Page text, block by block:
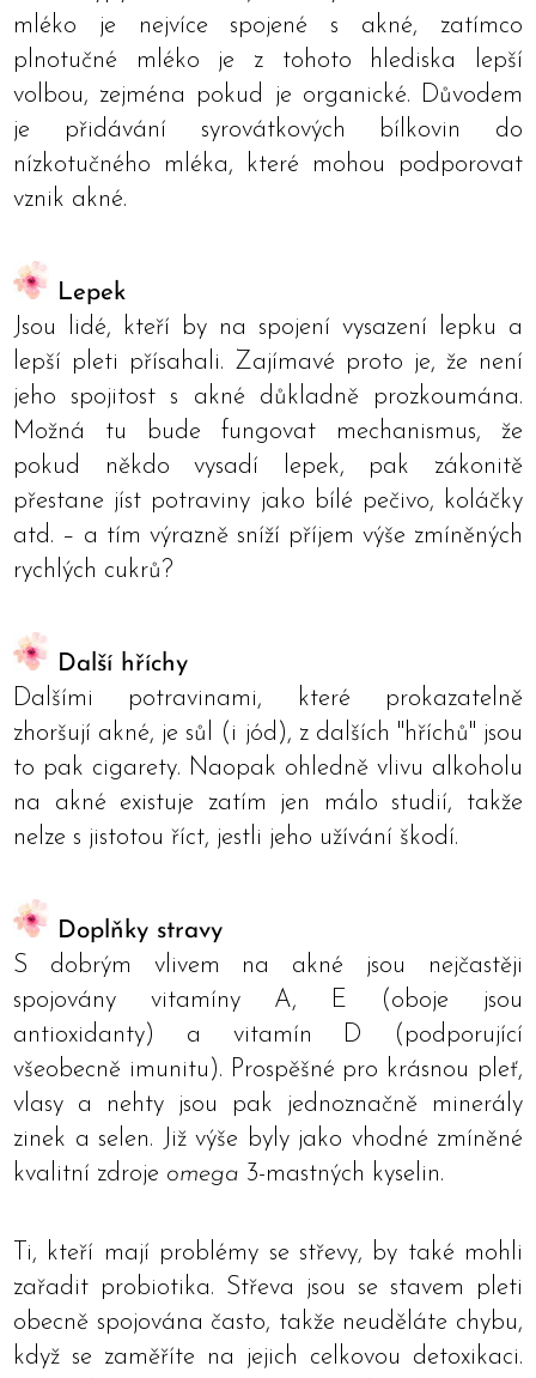
mléko je nejvíce spojené s akné, zatímco
plnotučné mléko je z tohoto hlediska lepší
volbou, zejména pokud je organické. Důvodem
je přidávání syrovátkových bílkovin do
nízkotučného mléka, které mohou podporovat
vznik akné.
Lepek
Jsou lidé, kteří by na spojení vysazení lepku a
lepší pleti přísahali. Zajímavé proto je, že není
jeho spojitost s akné důkladně prozkoumána.
Možná tu bude fungovat mechanismus, že
pokud někdo vysadí lepek, pak zákonitě
přestane jíst potraviny jako bílé pečivo, koláčky
atd. – a tím výrazně sníží příjem výše zmíněných
rychlých cukrů?
Další hříchy
Dalšími potravinami, které prokazatelně
zhoršují akné, je sůl (i jód), z dalších "hříchů" jsou
to pak cigarety. Naopak ohledně vlivu alkoholu
na akné existuje zatím jen málo studií, takže
nelze s jistotou říct, jestli jeho užívání škodí.
Doplňky stravy
S dobrým vlivem na akné jsou nejčastěji
spojovány vitamíny A, E (oboje jsou
antioxidanty) a vitamín D (podporující
všeobecně imunitu). Prospěšné pro krásnou pleť,
vlasy a nehty jsou pak jednoznačně minerály
zinek a selen. Již výše byly jako vhodné zmíněné
kvalitní zdroje omega 3-mastných kyselin.
Ti, kteří mají problémy se střevy, by také mohli
zařadit probiotika. Střeva jsou se stavem pleti
obecně spojována často, takže neuděláte chybu,
když se zaměříte na jejich celkovou detoxikaci.